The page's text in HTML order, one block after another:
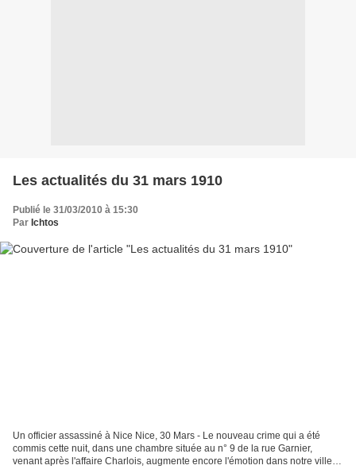
Les actualités du 31 mars 1910
Publié le 31/03/2010 à 15:30
Par Ichtos
Un officier assassiné à Nice Nice, 30 Mars - Le nouveau crime qui a été
commis cette nuit, dans une chambre située au n° 9 de la rue Garnier,
venant après l'affaire Charlois, augmente encore l'émotion dans notre ville.